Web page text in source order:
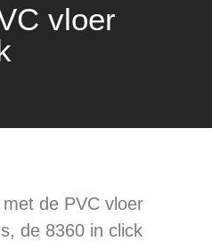
vloer
de PVC vloer
de 8360 in click